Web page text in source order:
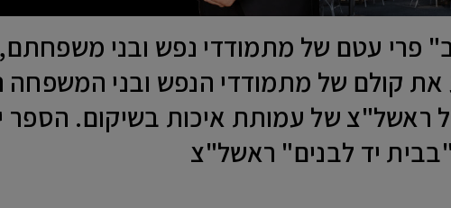
עטם של מתמודדי נפש ובני משפחתם,
את קולם של מתמודדי הנפש ובני
ראשל"צ של עמותת איכות בשיקום. הספר